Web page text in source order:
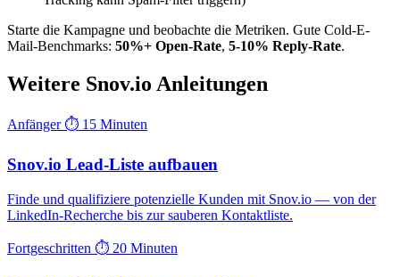
Starte die Kampagne und beobachte die Metriken. Gute Cold-E-
Mail-Benchmarks: 50%+ Open-Rate, 5-10% Reply-Rate.
Weitere Snov.io Anleitungen
Anfänger ⏱ 15 Minuten
Snov.io Lead-Liste aufbauen
Finde und qualifiziere potenzielle Kunden mit Snov.io — von der
LinkedIn-Recherche bis zur sauberen Kontaktliste.
Fortgeschritten ⏱ 20 Minuten